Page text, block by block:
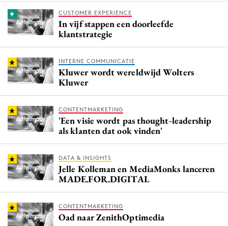
CUSTOMER EXPERIENCE
In vijf stappen een doorleefde
klantstrategie
INTERNE COMMUNICATIE
Kluwer wordt wereldwijd Wolters
Kluwer
CONTENTMARKETING
'Een visie wordt pas thought-leadership
als klanten dat ook vinden'
DATA & INSIGHTS
Jelle Kolleman en MediaMonks lanceren
MADE.FOR.DIGITAL
CONTENTMARKETING
Oad naar ZenithOptimedia